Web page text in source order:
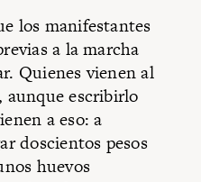
los manifestantes
a la marcha
Quienes vienen al
aunque escribirlo
a eso: a
doscientos pesos
huevos